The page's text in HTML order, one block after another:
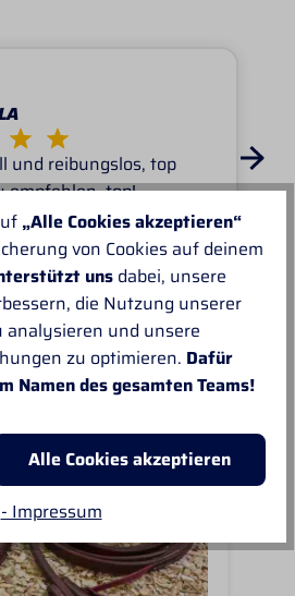
und reibungslos, top
empfehlen, top!
„Alle Cookies akzeptieren“
von Cookies auf deinem
unsdabei, unsere
die Nutzung unserer
analysieren und unsere
zu optimieren. Dafür
Namen des gesamten Teams!
Alle Cookies akzeptieren
- Impressum